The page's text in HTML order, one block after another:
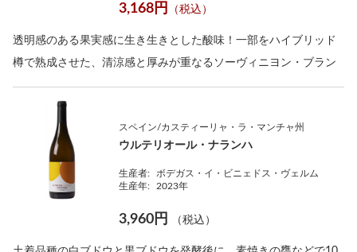
3,168円 （税込）
透明感のある果実感に生き生きとした酸味！一部をハイブリッド
樽で熟成させた、清涼感と厚みが重なるソーヴィニヨン・ブラン
スペイン/カスティーリャ・ラ・マンチャ州
ウルテリオール・ナランハ
生産者:
ボデガス・イ・ビニェドス・ヴェルム
生産年:
2023年
3,960円 （税込）